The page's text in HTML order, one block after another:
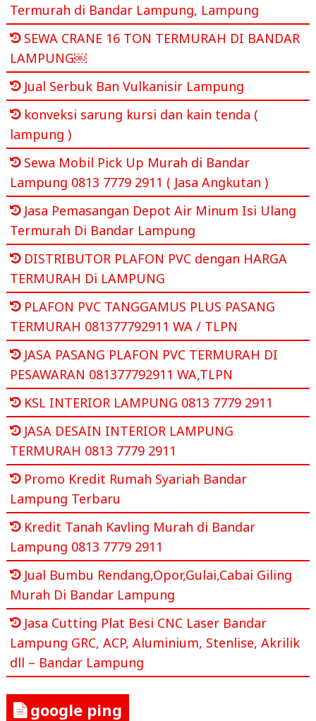
Termurah di Bandar Lampung, Lampung
SEWA CRANE 16 TON TERMURAH DI BANDAR
LAMPUNG￼
Jual Serbuk Ban Vulkanisir Lampung
konveksi sarung kursi dan kain tenda (
lampung )
Sewa Mobil Pick Up Murah di Bandar
Lampung 0813 7779 2911 ( Jasa Angkutan )
Jasa Pemasangan Depot Air Minum Isi Ulang
Termurah Di Bandar Lampung
DISTRIBUTOR PLAFON PVC dengan HARGA
TERMURAH Di LAMPUNG
PLAFON PVC TANGGAMUS PLUS PASANG
TERMURAH 081377792911 WA / TLPN
JASA PASANG PLAFON PVC TERMURAH DI
PESAWARAN 081377792911 WA,TLPN
KSL INTERIOR LAMPUNG 0813 7779 2911
JASA DESAIN INTERIOR LAMPUNG
TERMURAH 0813 7779 2911
Promo Kredit Rumah Syariah Bandar
Lampung Terbaru
Kredit Tanah Kavling Murah di Bandar
Lampung 0813 7779 2911
Jual Bumbu Rendang,Opor,Gulai,Cabai Giling
Murah Di Bandar Lampung
Jasa Cutting Plat Besi CNC Laser Bandar
Lampung GRC, ACP, Aluminium, Stenlise, Akrilik
dll – Bandar Lampung
google ping